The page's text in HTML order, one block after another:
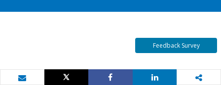
Feedback Survey